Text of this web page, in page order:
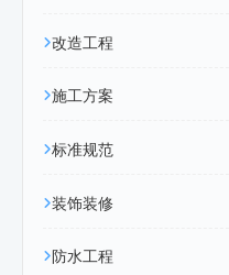
改造工程
施工方案
标准规范
装饰装修
防水工程